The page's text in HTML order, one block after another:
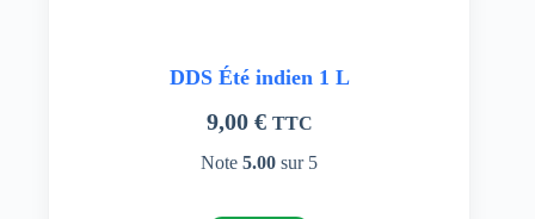
DDS Été indien 1 L
9,00 € TTC
Note5.00 sur 5